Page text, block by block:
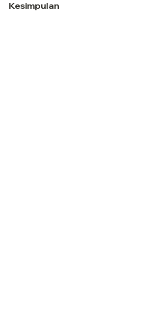
Kesimpulan